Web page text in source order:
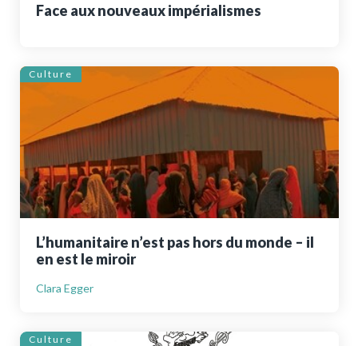
Face aux nouveaux impérialismes
Culture
L’humanitaire n’est pas hors du monde – il
en est le miroir
Clara Egger
Culture